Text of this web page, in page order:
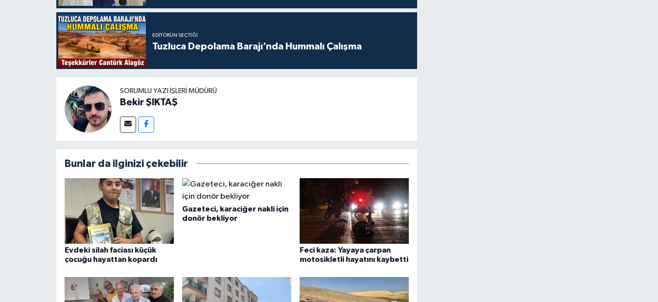
EDITÖRÜN SEÇTIĞI
Tuzluca Depolama Barajı’nda Hummalı Çalışma
SORUMLU YAZI İŞLERI MÜDÜRÜ
Bekir ŞIKTAŞ
Bunlar da ilginizi çekebilir
Evdeki silah faciası küçük
çocuğu hayattan kopardı
Gazeteci, karaciğer nakli için
donör bekliyor
Feci kaza: Yayaya çarpan
motosikletli hayatını kaybetti